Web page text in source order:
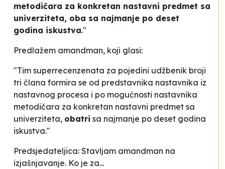
metodičara za konkretan nastavni predmet sa
univerziteta, oba sa najmanje po deset
godina iskustva."
Predlažem amandman, koji glasi:
"Tim superrecenzenata za pojedini udžbenik broji
tri člana formira se od predstavnika nastavnika iz
nastavnog procesa i po mogućnosti nastavnika
metodičara za konkretan nastavni predmet sa
univerziteta, obatri sa najmanje po deset godina
iskustva."
Predsjedateljica: Stavljam amandman na
izjašnjavanje. Ko je za...